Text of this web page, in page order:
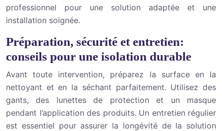
professionnel pour une solution adaptée et une
installation soignée.
Préparation, sécurité et entretien:
conseils pour une isolation durable
Avant toute intervention, préparez la surface en la
nettoyant et en la séchant parfaitement. Utilisez des
gants, des lunettes de protection et un masque
pendant l’application des produits. Un entretien régulier
est essentiel pour assurer la longévité de la solution